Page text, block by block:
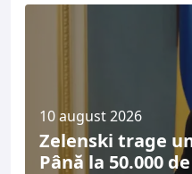
10 august 2026
Zelenski trage
Până la 50.000